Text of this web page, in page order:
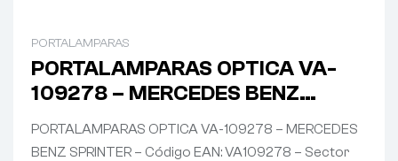
PORTALAMPARAS
PORTALAMPARAS OPTICA VA-
109278 – MERCEDES BENZ
SPRINTER
PORTALAMPARAS OPTICA VA-109278 – MERCEDES
BENZ SPRINTER – Código EAN: VA109278 – Sector